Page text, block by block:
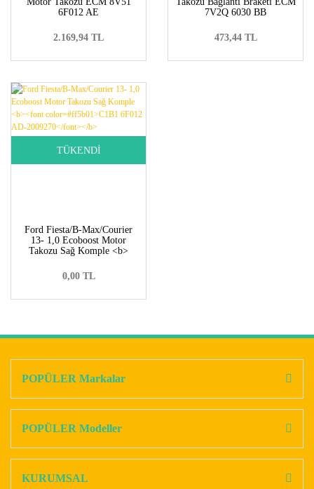
6F012 AE
2.169,94 TL
7V2Q 6030 BB
473,44 TL
TÜKENDİ
Ford Fiesta/B-Max/Courier
13- 1,0 Ecoboost Motor
Takozu Sağ Komple <b>
6F012 AD-2009270</font>
</b>
0,00 TL
POPÜLER Markalar
POPÜLER Modeller
KURUMSAL